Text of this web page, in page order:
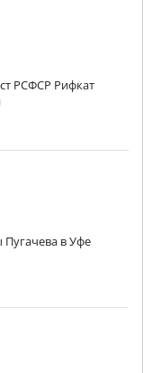
РСФСР Рифкат
Пугачева в Уфе